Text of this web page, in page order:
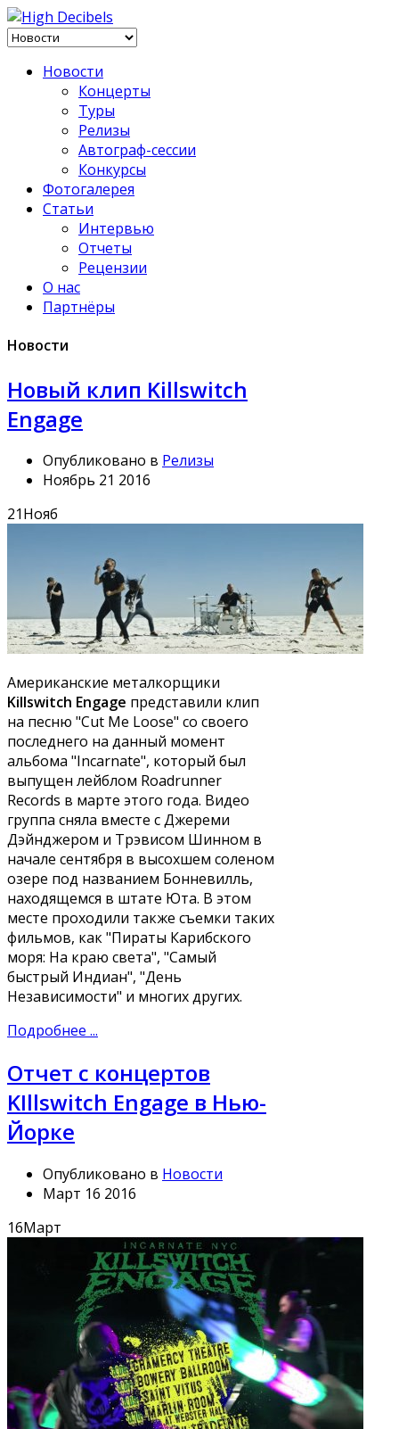
Новости
Концерты
Туры
Релизы
Автограф-сессии
Конкурсы
Фотогалерея
Статьи
Интервью
Отчеты
Рецензии
О нас
Партнёры
Новости
Новый клип Killswitch
Engage
Опубликовано в Релизы
Ноябрь 21 2016
21Нояб
Американские металкорщики
Killswitch Engage представили клип
на песню "Cut Me Loose" со своего
последнего на данный момент
альбома "Incarnate", который был
выпущен лейблом Roadrunner
Records в марте этого года. Видео
группа сняла вместе с Джереми
Дэйнджером и Трэвисом Шинном в
начале сентября в высохшем соленом
озере под названием Бонневилль,
находящемся в штате Юта. В этом
месте проходили также съемки таких
фильмов, как "Пираты Карибского
моря: На краю света", "Самый
быстрый Индиан", "День
Независимости" и многих других.
Подробнее ...
Отчет с концертов
KIllswitch Engage в Нью-
Йорке
Опубликовано в Новости
Март 16 2016
16Март